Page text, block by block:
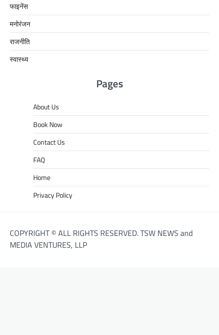
फाइनेंस
मनोरंजन
राजनीति
स्वास्थ्य
Pages
About Us
Book Now
Contact Us
FAQ
Home
Privacy Policy
COPYRIGHT © ALL RIGHTS RESERVED. TSW NEWS and
MEDIA VENTURES, LLP